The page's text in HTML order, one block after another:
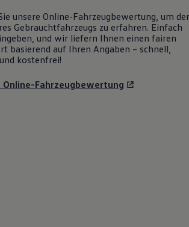
unsere Online-Fahrzeugbewertung, um
Gebrauchtfahrzeugs zu erfahren. Einfach
und wir liefern Ihnen einen fairen
basierend auf Ihren Angaben – schnell,
kostenfrei!
Online-Fahrzeugbewertung